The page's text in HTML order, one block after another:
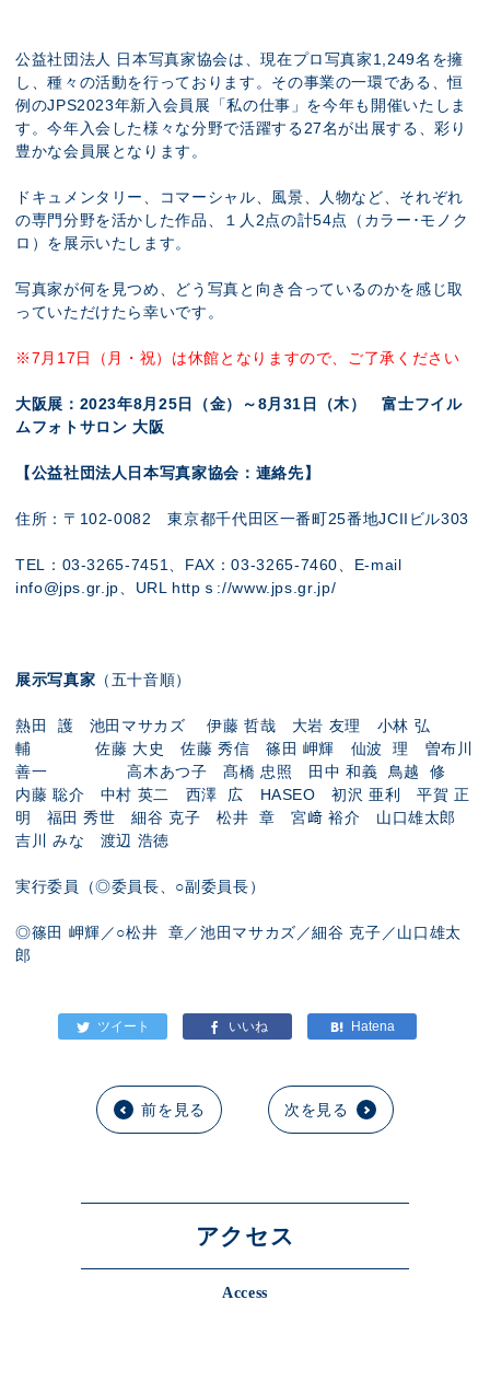
公益社団法人 日本写真家協会は、現在プロ写真家1,249名を擁
し、種々の活動を行っております。その事業の一環である、恒
例のJPS2023年新入会員展「私の仕事」を今年も開催いたしま
す。今年入会した様々な分野で活躍する27名が出展する、彩り
豊かな会員展となります。
ドキュメンタリー、コマーシャル、風景、人物など、それぞれ
の専門分野を活かした作品、１人2点の計54点（カラー･モノク
ロ）を展示いたします。
写真家が何を見つめ、どう写真と向き合っているのかを感じ取
っていただけたら幸いです。
※7月17日（月・祝）は休館となりますので、ご了承ください
大阪展：2023年8月25日（金）～8月31日（木） 富士フイル
ムフォトサロン 大阪
【公益社団法人日本写真家協会：連絡先】
住所：〒102-0082 東京都千代田区一番町25番地JCIIビル303
TEL：03-3265-7451、FAX：03-3265-7460、E-mail
info@jps.gr.jp、URL httpｓ://www.jps.gr.jp/
展示写真家 （五十音順）
熱田 護 池田マサカズ 伊藤 哲哉 大岩 友理 小林 弘
輔 佐藤 大史 佐藤 秀信 篠田 岬輝 仙波 理 曽布川
善一 高木あつ子 髙橋 忠照 田中 和義 鳥越 修
内藤 聡介 中村 英二 西澤 広 HASEO 初沢 亜利 平賀 正
明 福田 秀世 細谷 克子 松井 章 宮﨑 裕介 山口雄太郎
吉川 みな 渡辺 浩徳
実行委員（◎委員長、○副委員長）
◎篠田 岬輝／○松井 章／池田マサカズ／細谷 克子／山口雄太
郎
前を見る 次を見る
アクセス
Access